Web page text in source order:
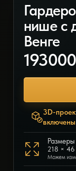
нише с
Венге
193000
3D-
218 ×
Можем